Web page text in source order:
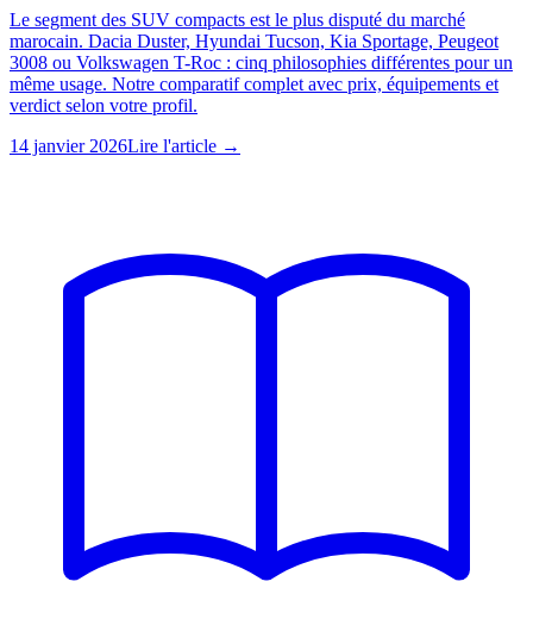
Le segment des SUV compacts est le plus disputé du marché
marocain. Dacia Duster, Hyundai Tucson, Kia Sportage, Peugeot
3008 ou Volkswagen T-Roc : cinq philosophies différentes pour un
même usage. Notre comparatif complet avec prix, équipements et
verdict selon votre profil.
14 janvier 2026Lire l'article →